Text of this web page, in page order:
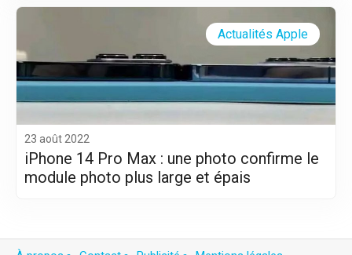
23 août 2022
iPhone 14 Pro Max : une photo confirme le
module photo plus large et épais
Actualités Apple